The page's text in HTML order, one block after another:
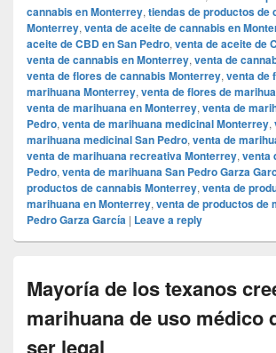
cannabis en Monterrey, tiendas de productos de
Monterrey, venta de aceite de cannabis en
aceite de CBD en San Pedro, venta de aceite de
venta de cannabis en Monterrey, venta de
venta de flores de cannabis Monterrey, venta de
marihuana Monterrey, venta de flores de
venta de marihuana en Monterrey, venta de
Pedro, venta de marihuana medicinal Monterrey,
marihuana medicinal San Pedro, venta de
venta de marihuana recreativa Monterrey, venta
Pedro, venta de marihuana San Pedro Garza
productos de cannabis Monterrey, venta de
marihuana en Monterrey, venta de productos de
Pedro Garza García | Leave a reply
Mayoría de los texanos
marihuana de uso médico
ser legal